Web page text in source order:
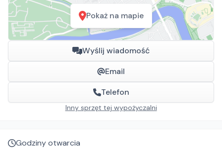
Pokaż na mapie
Wyślij wiadomość
Email
Telefon
Inny sprzęt tej wypożyczalni
Godziny otwarcia